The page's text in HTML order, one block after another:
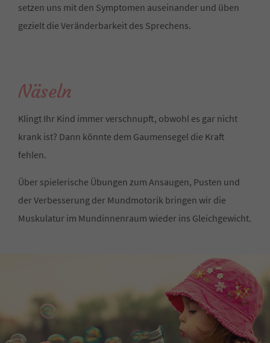
setzen uns mit den Symptomen auseinander und üben
gezielt die Veränderbarkeit des Sprechens.
Näseln
Klingt Ihr Kind immer verschnupft, obwohl es gar nicht
krank ist? Dann könnte dem Gaumensegel die Kraft
fehlen.
Über spielerische Übungen zum Ansaugen, Pusten und
der Verbesserung der Mundmotorik bringen wir die
Muskulatur im Mundinnenraum wieder ins Gleichgewicht.